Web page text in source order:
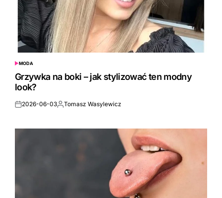
POSTED
IN
MODA
Grzywka na boki – jak stylizować ten modny
look?
Posted
2026-06-03Posted
Tomasz Wasylewicz